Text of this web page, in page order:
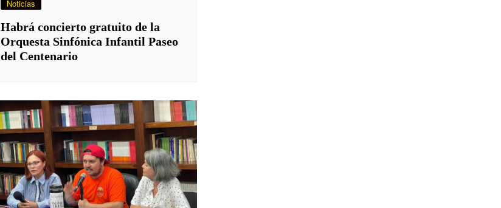
Noticias
Habrá concierto gratuito de la
Orquesta Sinfónica Infantil Paseo
del Centenario